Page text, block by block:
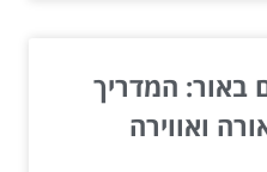
באור: המדריך
ואווירה